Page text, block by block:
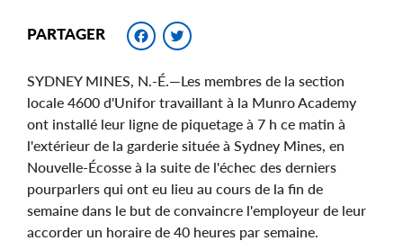
PARTAGER Facebook
SYDNEY MINES, N.-É.—Les membres de la section
locale 4600 d'Unifor travaillant à la Munro Academy
ont installé leur ligne de piquetage à 7 h ce matin à
l'extérieur de la garderie située à Sydney Mines, en
Nouvelle-Écosse à la suite de l'échec des derniers
pourparlers qui ont eu lieu au cours de la fin de
semaine dans le but de convaincre l'employeur de leur
accorder un horaire de 40 heures par semaine.